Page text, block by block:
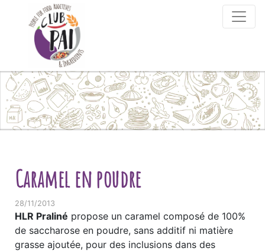
Skip to content
Caramel en poudre
28/11/2013
HLR Praliné propose un caramel composé de 100%
de saccharose en poudre, sans additif ni matière
grasse ajoutée, pour des inclusions dans des